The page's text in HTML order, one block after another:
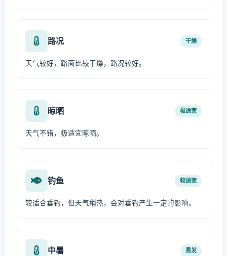
路况 干燥
天气较好，路面比较干燥，路况较好。
晾晒 极适宜
天气不错，极适宜晾晒。
钓鱼 较适宜
较适合垂钓，但天气稍热，会对垂钓产生一定的影响。
中暑 易发